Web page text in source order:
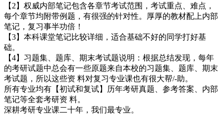
【2】权威内部笔记包含各章节考试范围，考试重点、难点，
每个章节均附带例题，有很强的针对性。厚厚的教材配上内部
笔记，复习事半功倍！
【3】本科课堂笔记比较详细，适合基础不好的同学打好基
础。
【4】习题集、题库、期末考试题说明：根据总结发现，每年
的考研试题中总会有一些原题来自本校的习题集、题库、期末
考试题，所以这些资 料对复习专业课也有很大帮/-助。
所有专业均有【初试和复试】历年考研真题、参考答案、内部
笔记等全套考研资 料。
深耕考研专业课二十年，我们最专业。